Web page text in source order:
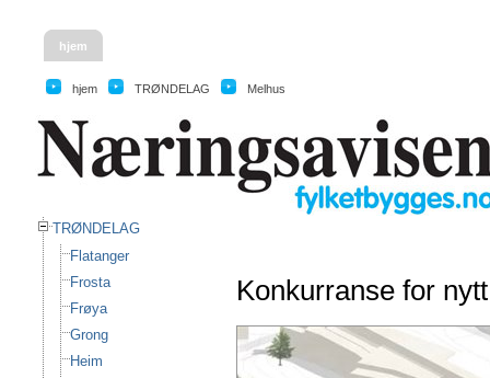
hjem
hjem TRØNDELAG Melhus
TRØNDELAG
Flatanger
Frosta
Frøya
Grong
Heim
Konkurranse for